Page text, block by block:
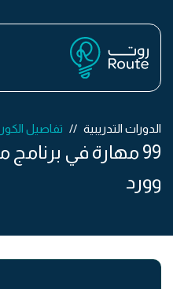
الدورات التدريبية تفاصيل
99 مهارة في
وورد